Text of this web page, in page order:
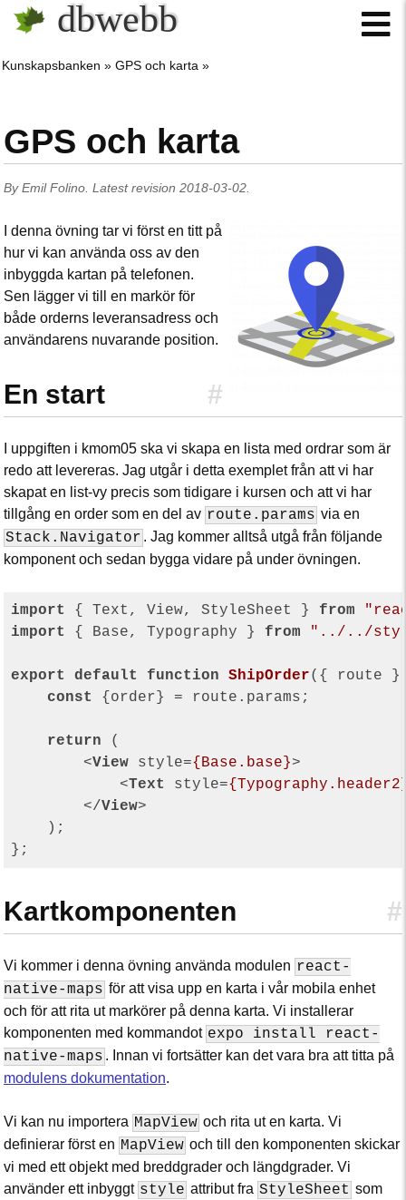
dbwebb
Kunskapsbanken GPS och karta
GPS och karta
ByEmil Folino Latest revision2018-03-02
I denna övning tar vi först en titt på
hur vi kan använda oss av den
inbyggda kartan på telefonen.
Sen lägger vi till en markör för
både orderns leveransadress och
användarens nuvarande position.
#
En start
I uppgiften i kmom05 ska vi skapa en lista med ordrar som är
redo att levereras. Jag utgår i detta exemplet från att vi har
skapat en list-vy precis som tidigare i kursen och att vi har
tillgång en order som en del av route.params via en
Stack.Navigator . Jag kommer alltså utgå från följande
komponent och sedan bygga vidare på under övningen.
import { Text, View, StyleSheet } from
import
{ Base, Typography } from "../../
export default function ShipOrder( { route }
const
{order} = route.params;
return (
<View style={Base.base}>
<Text style=
</View>
    );
#
Kartkomponenten
Vi kommer i denna övning använda modulen react-
native-maps för att visa upp en karta i vår mobila enhet
och för att rita ut markörer på denna karta. Vi installerar
komponenten med kommandot expo install react-
native-maps . Innan vi fortsätter kan det vara bra att titta på
modulens dokumentation.
Vi kan nu importera MapView och rita ut en karta. Vi
definierar först en MapView och till den komponenten skickar
vi med ett objekt med breddgrader och längdgrader. Vi
använder ett inbyggt style attribut fra StyleSheet som